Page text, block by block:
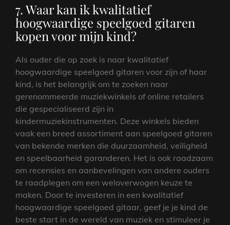
7. Waar kan ik kwalitatief
hoogwaardige speelgoed gitaren
kopen voor mijn kind?
Als ouder die op zoek is naar kwalitatief
hoogwaardige speelgoed gitaren voor zijn of haar
kind, is het belangrijk om te zoeken naar
gerenommeerde muziekwinkels of online retailers
die gespecialiseerd zijn in
kindermuziekinstrumenten. Deze winkels bieden
vaak een breed assortiment aan speelgoed gitaren
van bekende merken die duurzaamheid, veiligheid
en speelbaarheid garanderen. Het is ook raadzaam
om recensies en aanbevelingen van andere ouders
te raadplegen om een weloverwogen keuze te
maken. Door te investeren in een kwalitatief
hoogwaardige speelgoed gitaar, geef je je kind de
beste start in de wereld van muziek en stimuleer je